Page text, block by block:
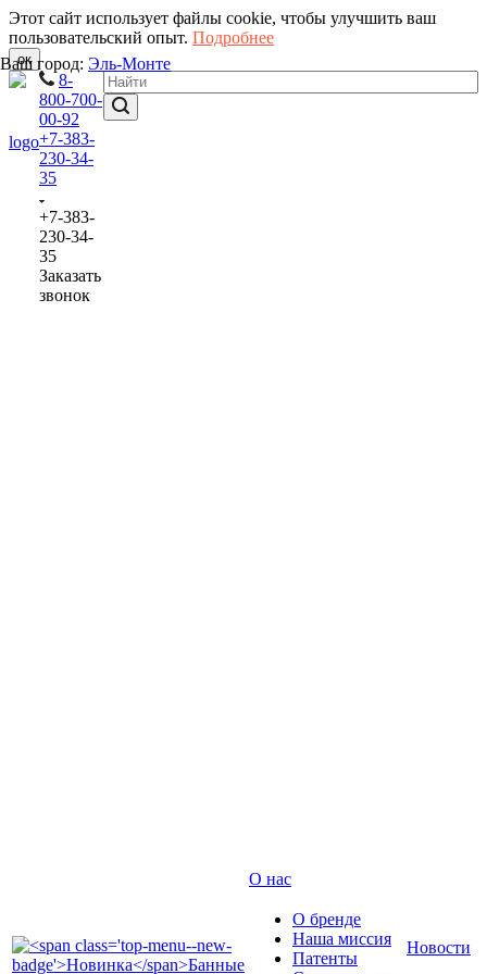
Этот сайт использует файлы cookie, чтобы улучшить ваш
пользовательский опыт. Подробнее
ок
8-
800-700-
00-92
+7-383-
230-34-
35
+7-383-
230-34-
35
Заказать
звонок
Ваш город: Эль-Монте
О нас
О бренде
Наша миссия
Патенты
Новости